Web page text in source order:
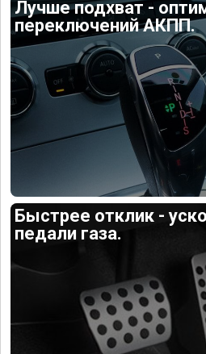
Лучше подхват -
переключений АКПП.
Быстрее отклик -
педали газа.